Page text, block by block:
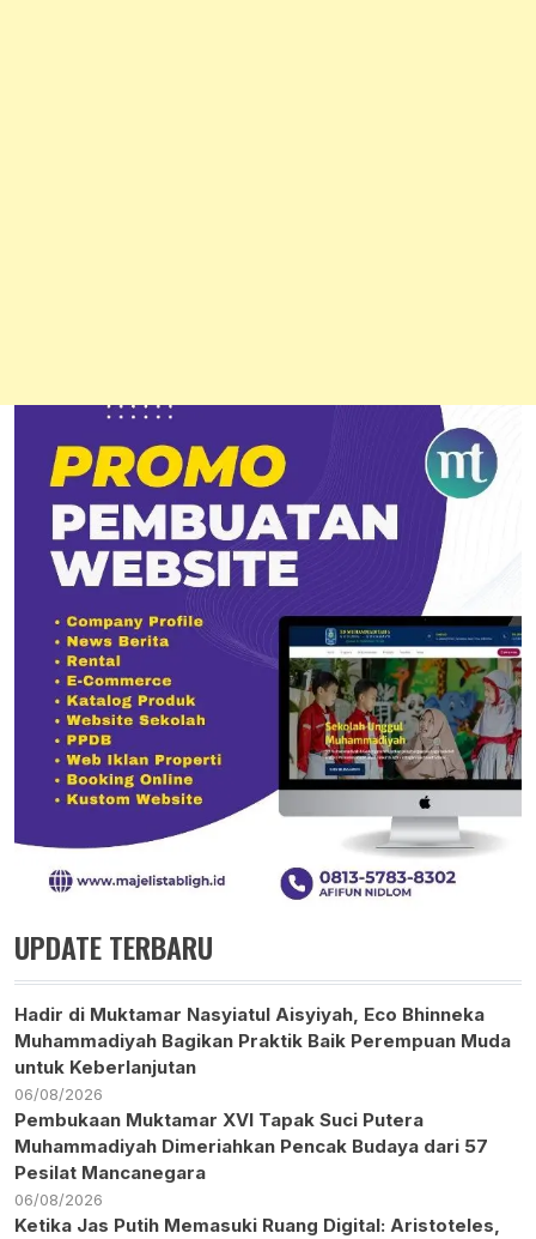
UPDATE TERBARU
Hadir di Muktamar Nasyiatul Aisyiyah, Eco Bhinneka
Muhammadiyah Bagikan Praktik Baik Perempuan Muda
untuk Keberlanjutan
06/08/2026
Pembukaan Muktamar XVI Tapak Suci Putera
Muhammadiyah Dimeriahkan Pencak Budaya dari 57
Pesilat Mancanegara
06/08/2026
Ketika Jas Putih Memasuki Ruang Digital: Aristoteles,